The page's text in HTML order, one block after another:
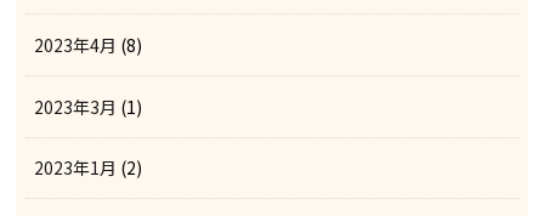
2023年4月 (8)
2023年3月 (1)
2023年1月 (2)